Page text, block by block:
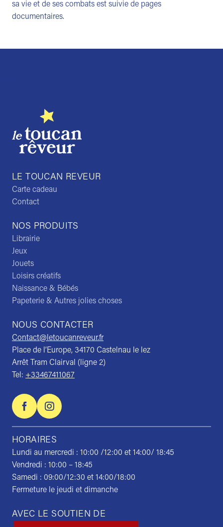
sa vie et de ses combats est suivie de pages
documentaires.
NOS PRODUITS
Librairie
Jeux
Jouets
Loisirs créatifs
Naissance & Bébés
Papeterie & Autres jolies choses
NOUS CONTACTER
Contact@letoucanreveur.fr
Place de l’Europe, 34170 Castelnau le lez
Arrêt Tram Clairval (ligne 2)
Tel: +33467411067
HORAIRES
Lundi au mercredi : 10:00 /12:00 et 14:00/ 18:45
Vendredi : 10:00 – 18:45
Samedi : 09:00/12:30 et 14:00/18:00
Fermeture le jeudi et dimanche
LE TOUCAN REVEUR
Carte cadeau
Contact
AVEC LE SOUTIEN DE